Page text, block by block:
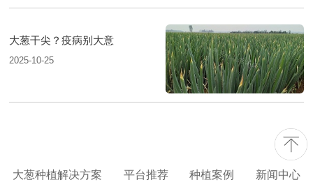
大葱干尖？疫病别大意
2025-10-25
大葱种植解决方案 平台推荐 种植案例 新闻中心